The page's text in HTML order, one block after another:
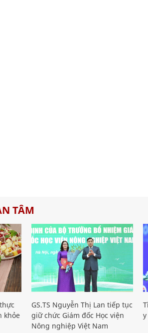
TÂM
khỏe
GS.TS Nguyễn Thị Lan tiếp tục
giữ chức Giám đốc Học viện
Nông nghiệp Việt Nam